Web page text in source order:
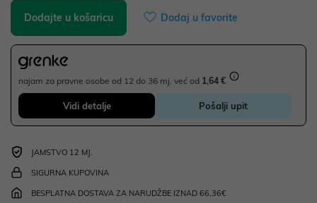
Dodajte u košaricu Dodaj u favorite
najam za pravne osobe od 12 do 36 mj. već od 1,64 €
Vidi detalje Pošalji upit
JAMSTVO 12 MJ.
SIGURNA KUPOVINA
BESPLATNA DOSTAVA ZA NARUDŽBE IZNAD 66,36€